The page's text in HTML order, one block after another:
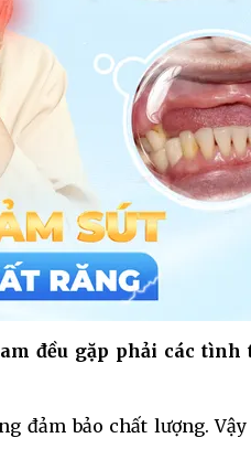
đều gặp phải các tình
đảm bảo chất lượng.